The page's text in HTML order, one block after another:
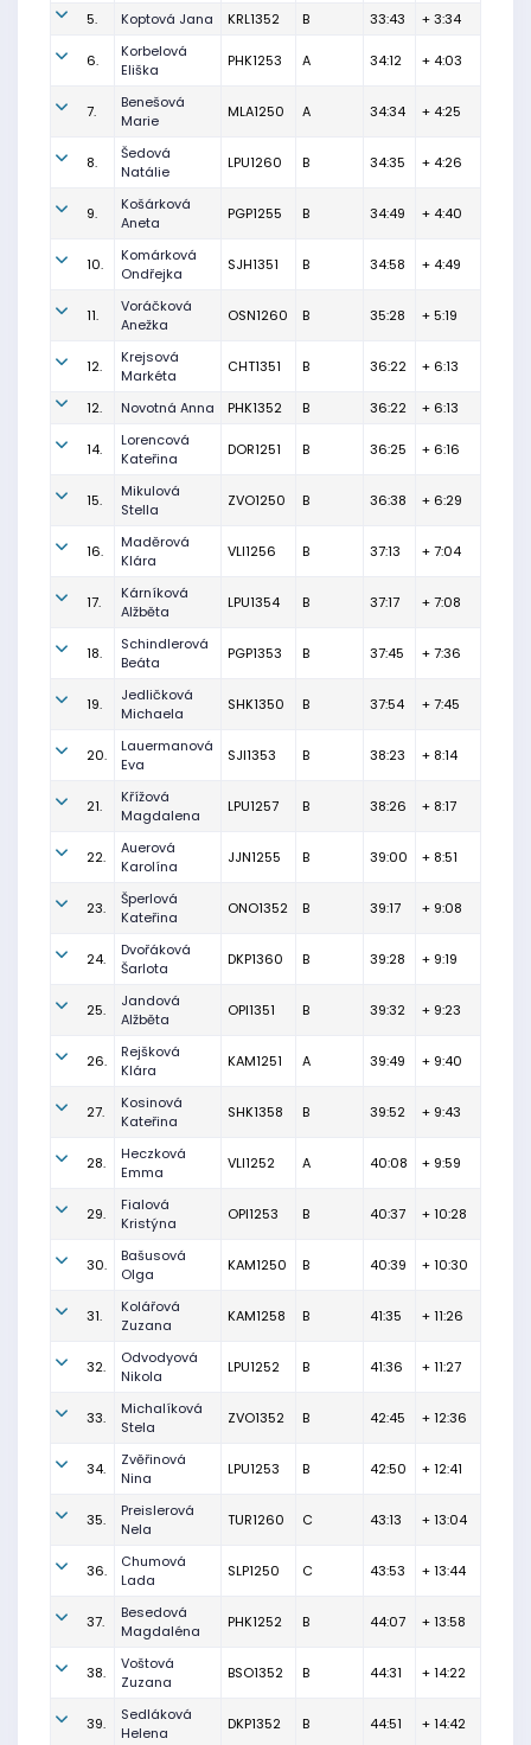
5. Koptová Jana KRL1352 B 33:43 + 3:34
6.
Korbelová
Eliška
PHK1253 A 34:12 + 4:03
7.
Benešová
Marie
MLA1250 A 34:34 + 4:25
8.
Šedová
Natálie
LPU1260 B 34:35 + 4:26
9.
Košárková
Aneta
PGP1255 B 34:49 + 4:40
10.
Komárková
Ondřejka
SJH1351 B 34:58 + 4:49
11.
Voráčková
Anežka
OSN1260 B 35:28 + 5:19
12.
Krejsová
Markéta
CHT1351 B 36:22 + 6:13
12. Novotná Anna PHK1352 B 36:22 + 6:13
14.
Lorencová
Kateřina
DOR1251 B 36:25 + 6:16
15.
Mikulová
Stella
ZVO1250 B 36:38 + 6:29
16.
Maděrová
Klára
VLI1256 B 37:13 + 7:04
17.
Kárníková
Alžběta
LPU1354 B 37:17 + 7:08
18.
Schindlerová
Beáta
PGP1353 B 37:45 + 7:36
19.
Jedličková
Michaela
SHK1350 B 37:54 + 7:45
20.
Lauermanová
Eva
SJI1353 B 38:23 + 8:14
21.
Křížová
Magdalena
LPU1257 B 38:26 + 8:17
22.
Auerová
Karolína
JJN1255 B 39:00 + 8:51
23.
Šperlová
Kateřina
ONO1352 B 39:17 + 9:08
24.
Dvořáková
Šarlota
DKP1360 B 39:28 + 9:19
25.
Jandová
Alžběta
OPI1351 B 39:32 + 9:23
26.
Rejšková
Klára
KAM1251 A 39:49 + 9:40
27.
Kosinová
Kateřina
SHK1358 B 39:52 + 9:43
28.
Heczková
Emma
VLI1252 A 40:08 + 9:59
29.
Fialová
Kristýna
OPI1253 B 40:37 + 10:28
30.
Bašusová
Olga
KAM1250 B 40:39 + 10:30
31.
Kolářová
Zuzana
KAM1258 B 41:35 + 11:26
32.
Odvodyová
Nikola
LPU1252 B 41:36 + 11:27
33.
Michalíková
Stela
ZVO1352 B 42:45 + 12:36
34.
Zvěřinová
Nina
LPU1253 B 42:50 + 12:41
35.
Preislerová
Nela
TUR1260 C 43:13 + 13:04
36.
Chumová
Lada
SLP1250 C 43:53 + 13:44
37.
Besedová
Magdaléna
PHK1252 B 44:07 + 13:58
38.
Voštová
Zuzana
BSO1352 B 44:31 + 14:22
39.
Sedláková
Helena
DKP1352 B 44:51 + 14:42